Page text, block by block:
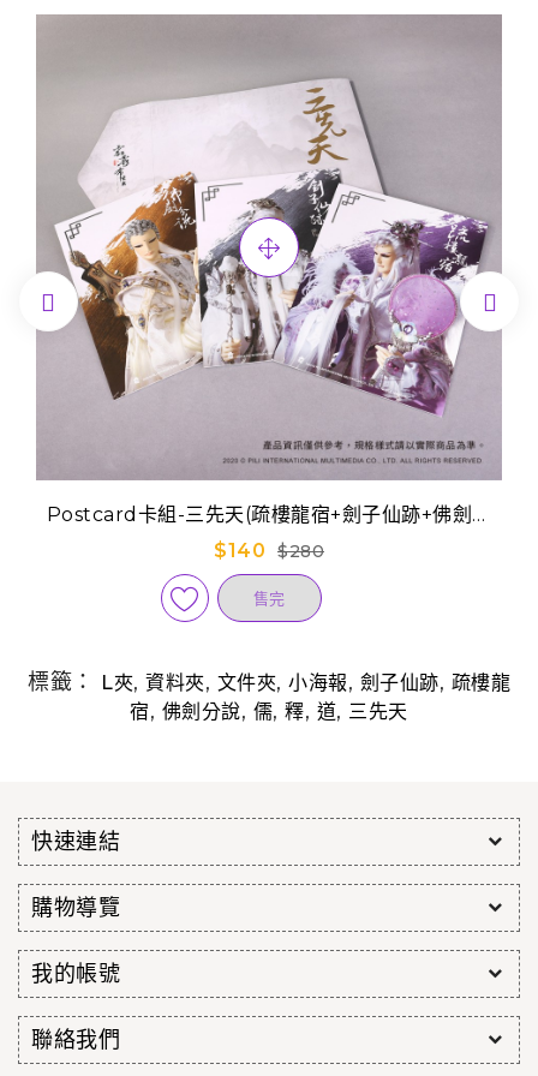
Postcard卡組-三先天(疏樓龍宿+劍子仙跡+佛劍分
說)
$140 $280
售完
 
標籤： L夾, 資料夾, 文件夾, 小海報, 劍子仙跡, 疏樓龍
宿, 佛劍分說, 儒,釋, 道, 三先天
快速連結
購物導覽
我的帳號
聯絡我們